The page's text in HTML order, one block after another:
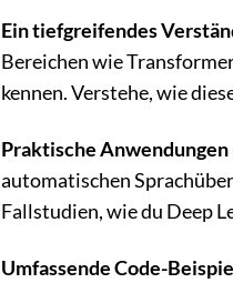
Ein tiefgreifendes
Bereichen wie
kennen. Verstehe, wie
Praktische
automatischen
Fallstudien, wie du Deep
Umfassende Code-